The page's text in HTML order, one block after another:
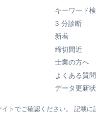
キーワード
3 分診断
新着
締切間近
士業の方へ
よくある質問
データ更新
トでご確認ください。 記載に